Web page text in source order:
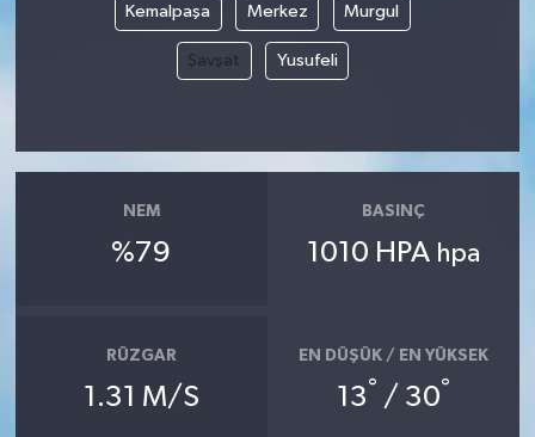
Kemalpaşa Merkez Murgul
Şavşat Yusufeli
NEM
%79
BASINÇ
1010 HPA hpa
RÜZGAR
1.31 M/S
EN DÜŞÜK / EN YÜKSEK
13° / 30°